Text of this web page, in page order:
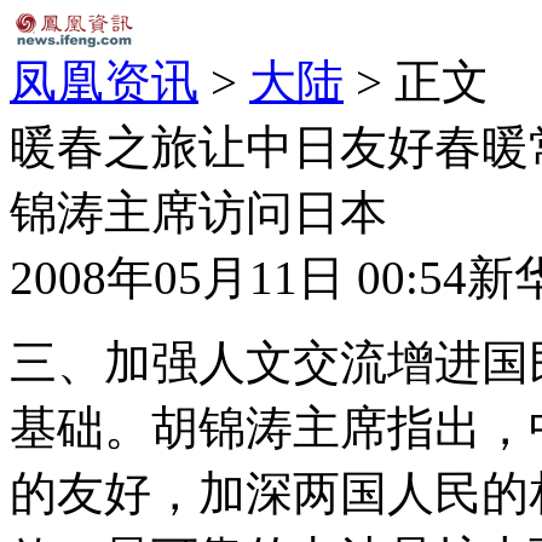
凤凰资讯 > 大陆 > 正文
暖春之旅让中日友好春
锦涛主席访问日本
2008年05月11日 00:54新
三、加强人文交流增进
基础。胡锦涛主席指出
的友好，加深两国人民